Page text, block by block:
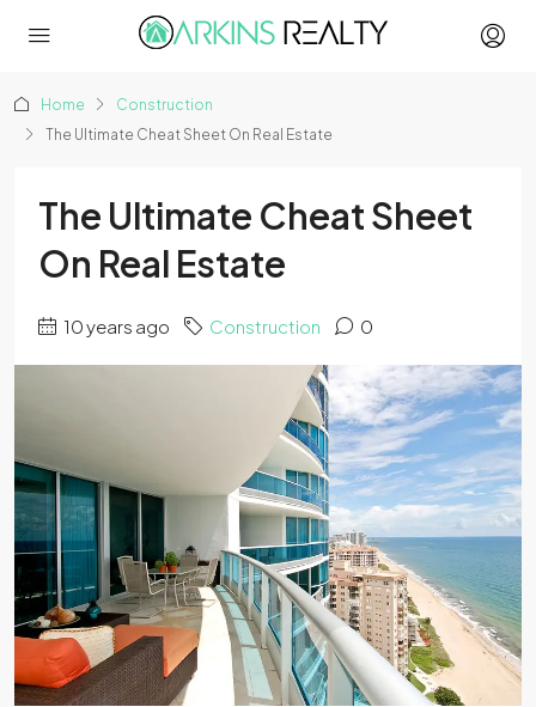
Home
Construction
The Ultimate Cheat Sheet On Real Estate
The Ultimate Cheat Sheet
On Real Estate
10 years ago Construction 0